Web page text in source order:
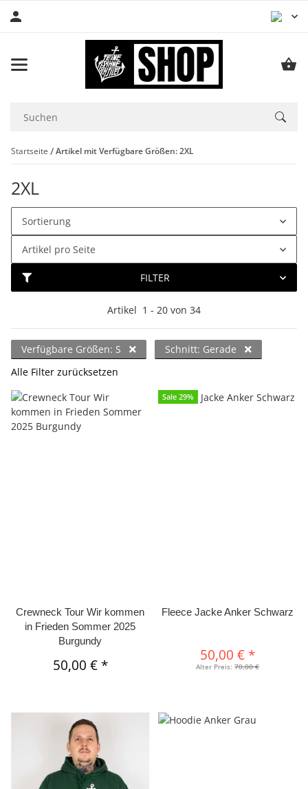
Startseite Artikel mit Verfügbare Größen: 2XL
2XL
FILTER
Sortierung
Artikel pro Seite
Artikel 1 - 20 von 34
Verfügbare Größen: S
Schnitt: Gerade
Alle Filter zurücksetzen
Crewneck Tour Wir kommen
in Frieden Sommer 2025
Burgundy
50,00 € *
Sale 29%
Fleece Jacke Anker Schwarz
50,00 € *
Alter Preis:70,00 €